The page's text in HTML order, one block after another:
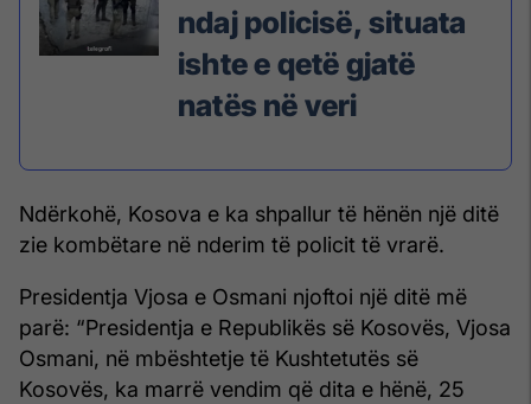
ndaj policisë, situata
ishte e qetë gjatë
natës në veri
Ndërkohë, Kosova e ka shpallur të hënën një ditë
zie kombëtare në nderim të policit të vrarë.
Presidentja Vjosa e Osmani njoftoi një ditë më
parë: “Presidentja e Republikës së Kosovës, Vjosa
Osmani, në mbështetje të Kushtetutës së
Kosovës, ka marrë vendim që dita e hënë, 25